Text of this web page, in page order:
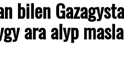
bilen
ara alyp